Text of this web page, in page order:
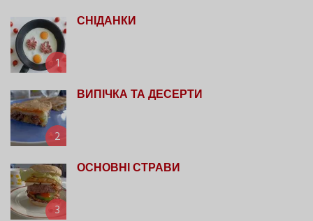
1
СНІДАНКИ
2
ВИПІЧКА ТА ДЕСЕРТИ
3
ОСНОВНІ СТРАВИ